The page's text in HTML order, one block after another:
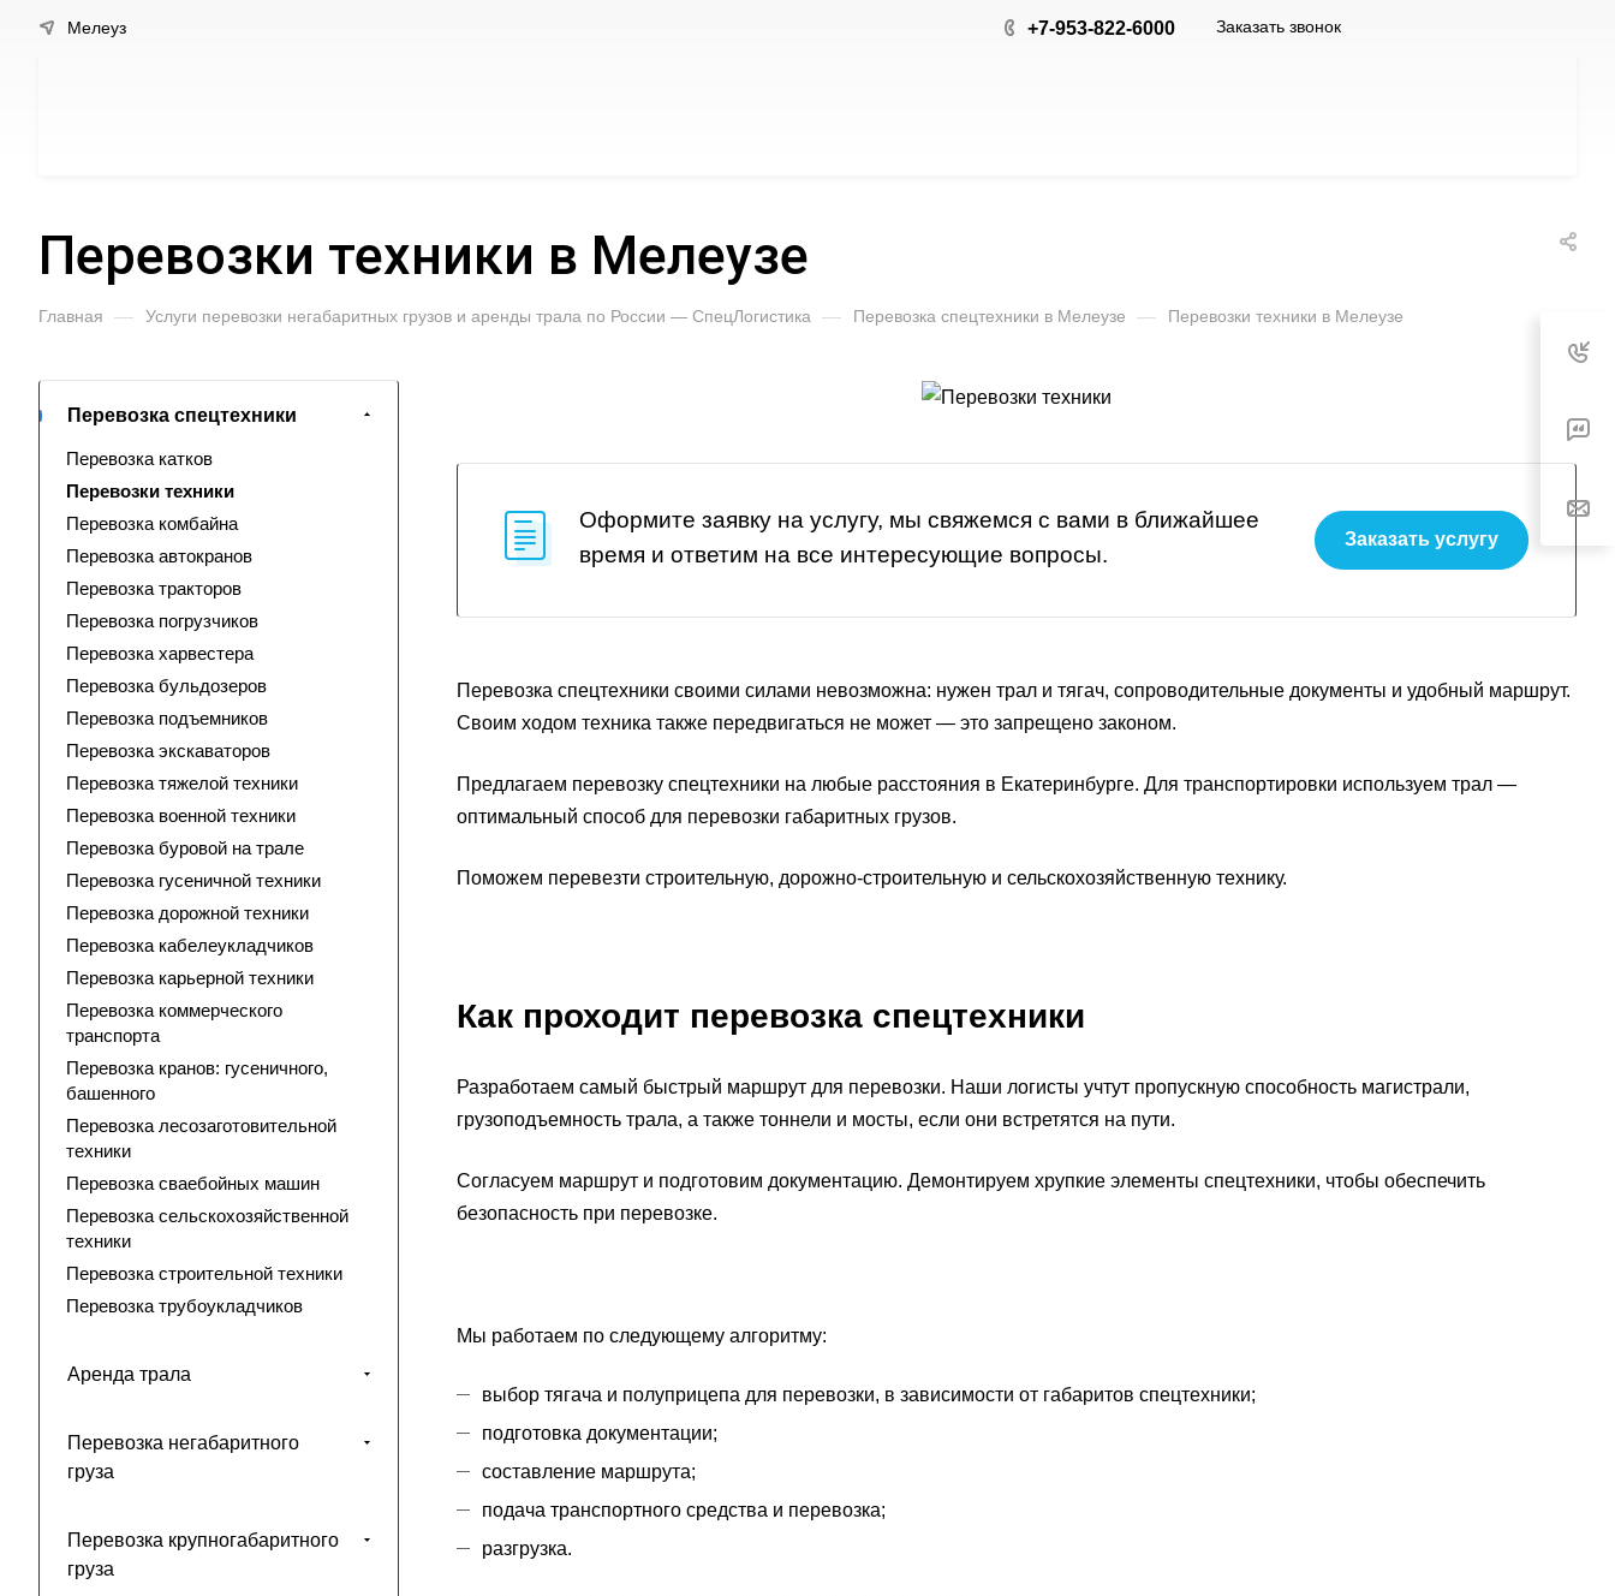
Мелеуз +7-953-822-6000 Заказать звонок
Перевозки техники в Мелеузе
Главная — Услуги перевозки негабаритных грузов и аренды трала по России — СпецЛогистика — Перевозка спецтехники в Мелеузе — Перевозки техники в Мелеузе
Оформите заявку на услугу, мы свяжемся с вами в ближайшее
время и ответим на все интересующие вопросы.
Заказать услугу
Перевозка спецтехники своими силами невозможна: нужен трал и тягач, сопроводительные документы и удобный маршрут.
Своим ходом техника также передвигаться не может — это запрещено законом.
Предлагаем перевозку спецтехники на любые расстояния в Екатеринбурге. Для транспортировки используем трал —
оптимальный способ для перевозки габаритных грузов.
Поможем перевезти строительную, дорожно-строительную и сельскохозяйственную технику.
Как проходит перевозка спецтехники
Разработаем самый быстрый маршрут для перевозки. Наши логисты учтут пропускную способность магистрали,
грузоподъемность трала, а также тоннели и мосты, если они встретятся на пути.
Согласуем маршрут и подготовим документацию. Демонтируем хрупкие элементы спецтехники, чтобы обеспечить
безопасность при перевозке.
Мы работаем по следующему алгоритму:
выбор тягача и полуприцепа для перевозки, в зависимости от габаритов спецтехники;
подготовка документации;
составление маршрута;
подача транспортного средства и перевозка;
разгрузка.
Перевозка спецтехники
Перевозка катков
Перевозки техники
Перевозка комбайна
Перевозка автокранов
Перевозка тракторов
Перевозка погрузчиков
Перевозка харвестера
Перевозка бульдозеров
Перевозка подъемников
Перевозка экскаваторов
Перевозка тяжелой техники
Перевозка военной техники
Перевозка буровой на трале
Перевозка гусеничной техники
Перевозка дорожной техники
Перевозка кабелеукладчиков
Перевозка карьерной техники
Перевозка коммерческого
транспорта
Перевозка кранов: гусеничного,
башенного
Перевозка лесозаготовительной
техники
Перевозка сваебойных машин
Перевозка сельскохозяйственной
техники
Перевозка строительной техники
Перевозка трубоукладчиков
Аренда трала
Перевозка негабаритного
груза
Перевозка крупногабаритного
груза